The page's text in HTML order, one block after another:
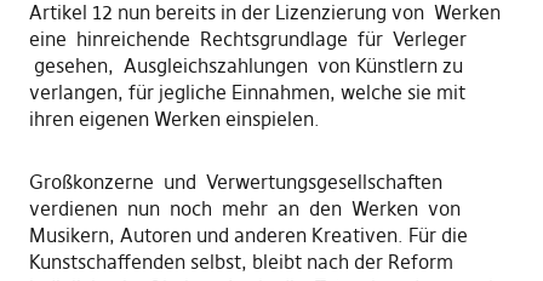
Artikel 12 nun bereits in der Lizenzierung von Werken
eine hinreichende Rechtsgrundlage für Verleger
gesehen, Ausgleichszahlungen von Künstlern zu
verlangen, für jegliche Einnahmen, welche sie mit
ihren eigenen Werken einspielen.
Großkonzerne und Verwertungsgesellschaften
verdienen nun noch mehr an den Werken von
Musikern, Autoren und anderen Kreativen. Für die
Kunstschaffenden selbst, bleibt nach der Reform